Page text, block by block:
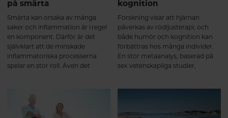
på smärta
Smärta kan orsaka av många
saker och inflammation är i regel
en komponent. Därför är det
självklart att de minskade
inflammatoriska processerna
spelar en stor roll. Även det
försvara sig med smärta.
Rödljusterapi har effekt på
kognition
Forskning visar att hjärnan
påverkas av rödljusterapi, och
både humör och kognition kan
förbättras hos många individer.
En stor metaanalys, baserad på
sex vetenskapliga studier,
resultaten var intressanta.